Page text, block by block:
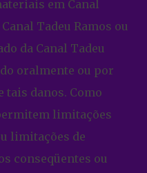
em Canal
Tadeu Ramos ou
da Canal Tadeu
oralmente ou por
tais danos. Como
limitações
limitações de
conseqüentes ou